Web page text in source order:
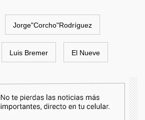
Jorge"Corcho"Rodríguez
Luis Bremer El Nueve